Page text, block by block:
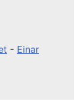
- Einar